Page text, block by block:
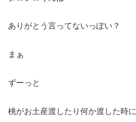
ありがとう言ってないっぽい？
まぁ
ずーっと
桃がお土産渡したり何か渡した時に